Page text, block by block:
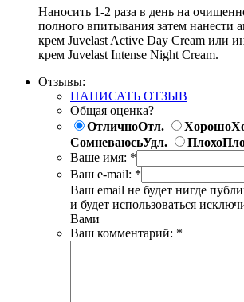
Наносить 1-2 раза в день на
полного впитывания затем нанести
крем Juvelast Active Day Cream или
крем Juvelast Intense Night Cream.
Отзывы:
НАПИСАТЬ ОТЗЫВ
Общая оценка?
ОтличноОтл. Хорошо
СомневаюсьУдл. Плохо
Ваше имя: *
Ваш e-mail: *
Ваш email не будет нигде
и будет использоваться
Вами
Ваш комментарий: *